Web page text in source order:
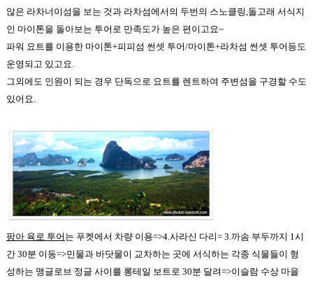
않은 라차너이섬을 보는 것과 라차섬에서의 두번의 스노클링,돌고래 서식지
인 마이톤을 돌아보는 투어로 만족도가 높은 편이고요~
파워 요트를 이용한 마이톤+피피섬 썬셋 투어/마이톤+라차섬 썬셋 투어등도
운영되고 있고요.
그외에도 인원이 되는 경우 단독으로 요트를 렌트하여 주변섬을 구경할 수도
있어요.
팡아 육로 투어 는 푸켓에서 차량 이용=>4.사라신 다리= 3.까솜 부두까지 1시
간 30분 이동=>민물과 바닷물이 교차하는 곳에 서식하는 각종 식물들이 형
성하는 맹글로브 정글 사이를 롱테일 보트로 30분 달려=>이슬람 수상 마을